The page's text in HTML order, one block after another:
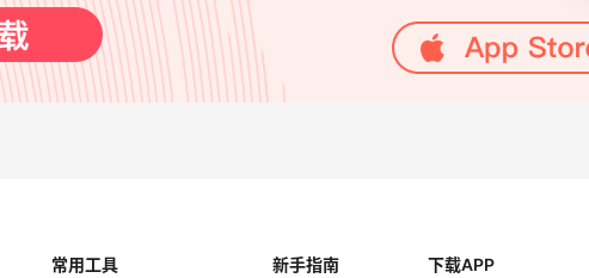
常用工具
新手指南
下载APP